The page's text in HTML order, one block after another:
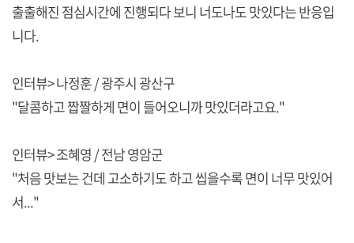
출출해진 점심시간에 진행되다 보니 너도나도 맛있다는 반응입
니다.
인터뷰> 나정훈 / 광주시 광산구
"달콤하고 짭짤하게 면이 들어오니까 맛있더라고요."
인터뷰> 조혜영 / 전남 영암군
"처음 맛보는 건데 고소하기도 하고 씹을수록 면이 너무 맛있어
서..."